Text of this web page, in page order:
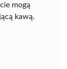
mogą
kawą.